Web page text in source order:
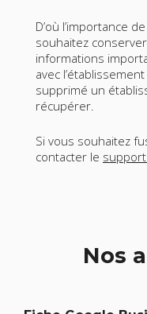
D’où l’importance
souhaitez
informations
avec
supprimé un
récupérer.
Si vous souhaitez
contacter le
Nos